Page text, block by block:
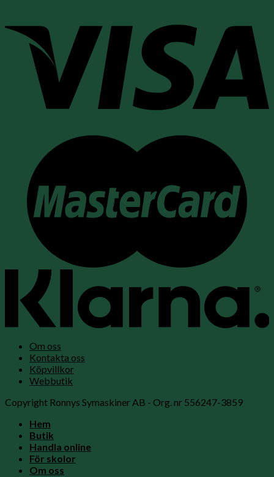
Om oss
Kontakta oss
Köpvillkor
Webbutik
Copyright Ronnys Symaskiner AB - Org. nr 556247-3859
Hem
Butik
Handla online
För skolor
Om oss